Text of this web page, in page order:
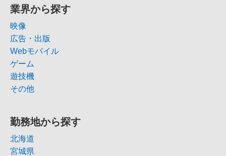
業界から探す
映像
広告・出版
Webモバイル
ゲーム
遊技機
その他
勤務地から探す
北海道
宮城県